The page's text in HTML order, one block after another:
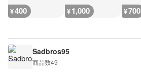
¥400 ¥1,000 ¥700
Sadbros95
商品数49